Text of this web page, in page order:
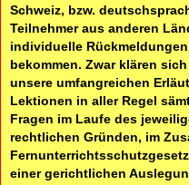
Schweiz, bzw.
Teilnehmer aus anderen
individuelle
bekommen. Zwar klären
unsere umfangreichen
Lektionen in aller Regel
Fragen im Laufe des
rechtlichen Gründen, im
einer gerichtlichen